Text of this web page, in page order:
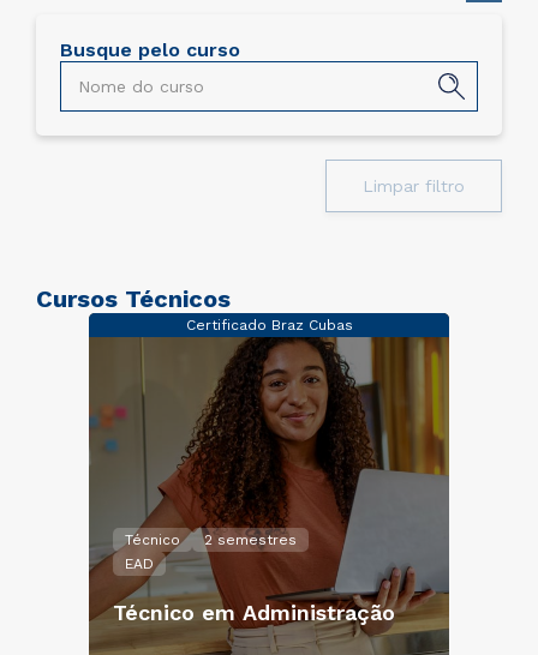
Busque pelo curso
Limpar filtro
Cursos Técnicos
Certificado Braz Cubas
Técnico
2 semestres
EAD
Técnico em Administração